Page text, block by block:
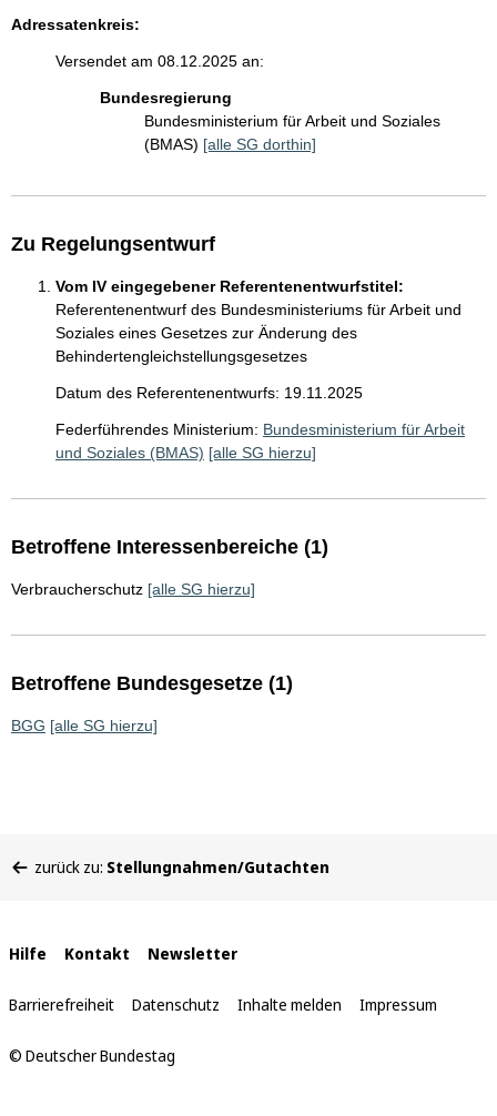
Adressatenkreis:
Versendet am 08.12.2025 an:
Bundesregierung
Bundesministerium für Arbeit und Soziales
(BMAS) [alle SG dorthin]
Zu Regelungsentwurf
Vom IV eingegebener Referentenentwurfstitel:
Referentenentwurf des Bundesministeriums für Arbeit und
Soziales eines Gesetzes zur Änderung des
Behindertengleichstellungsgesetzes
Datum des Referentenentwurfs: 19.11.2025
Federführendes Ministerium: Bundesministerium für Arbeit
und Soziales (BMAS) [alle SG hierzu]
Betroffene Interessenbereiche (1)
Verbraucherschutz [alle SG hierzu]
Betroffene Bundesgesetze (1)
BGG [alle SG hierzu]
befinden
zurück zu: Stellungnahmen/Gutachten
Interne
Links
Hilfe Kontakt Newsletter
Barrierefreiheit Datenschutz Inhalte melden Impressum
© Deutscher Bundestag